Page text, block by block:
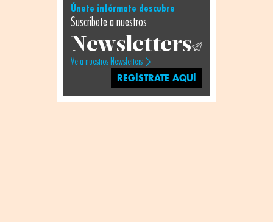
Únete infórmate descubre
Suscríbete a nuestros
Newsletters
Ve a nuestros Newsletters
REGÍSTRATE AQUÍ